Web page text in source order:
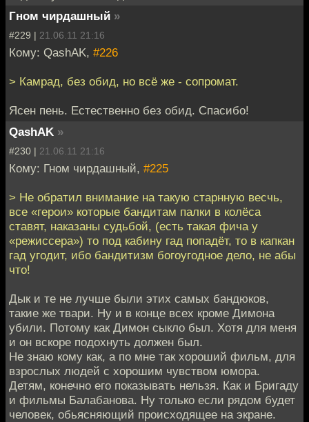
Гном чирдашный »
#229 | 21.06.11 21:16
Кому: QashAK, #226
> Камрад, без обид, но всё же - сопромат.
Ясен пень. Естественно без обид. Спасибо!
QashAK »
#230 | 21.06.11 21:16
Кому: Гном чирдашный, #225
> Не обратил внимание на такую старнную весчь,
все «герои» которые бандитам палки в колёса
ставят, наказаны судьбой, (есть такая фича у
«режиссера») то под кабину гад попадёт, то в капкан
гад угодит, ибо бандитизм богоугодное дело, не абы
что!
Дык и те не лучше были этих самых бандюков,
такие же твари. Ну и в конце всех кроме Димона
убили. Потому как Димон сыкло был. Хотя для меня
и он вскоре подохнуть должен был.
Не знаю кому как, а по мне так хороший фильм, для
взрослых людей с хорошим чувством юмора.
Детям, конечно его показывать нельзя. Как и Бригаду
и фильмы Балабанова. Ну только если рядом будет
человек, обьясняющий происходящее на экране.